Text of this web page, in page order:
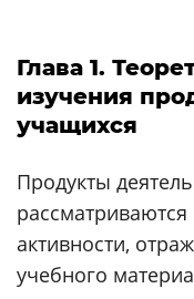
Глава 1.
изучения
учащихся
Продукты
рассматриваются
активности,
учебного